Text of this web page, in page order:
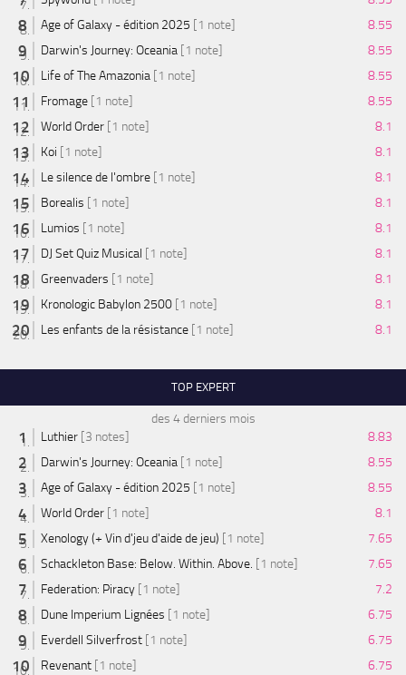
Age of Galaxy - édition 2025 [1 note]
8.55
Darwin's Journey: Oceania [1 note]
8.55
Life of The Amazonia [1 note]
8.55
Fromage [1 note]
8.55
World Order [1 note]
8.1
Koi [1 note]
8.1
Le silence de l'ombre [1 note]
8.1
Borealis [1 note]
8.1
Lumios [1 note]
8.1
DJ Set Quiz Musical [1 note]
8.1
Greenvaders [1 note]
8.1
Kronologic Babylon 2500 [1 note]
8.1
Les enfants de la résistance [1 note] 8.1
TOP EXPERT
des 4 derniers mois
Luthier [3 notes]
8.83
Darwin's Journey: Oceania [1 note]
8.55
Age of Galaxy - édition 2025 [1 note]
8.55
World Order [1 note]
8.1
Xenology (+ Vin d'jeu d'aide de jeu) [1 note]
7.65
Schackleton Base: Below. Within. Above. [1 note]
7.65
Federation: Piracy [1 note]
7.2
Dune Imperium Lignées [1 note]
6.75
Everdell Silverfrost [1 note]
6.75
Revenant [1 note] 6.75